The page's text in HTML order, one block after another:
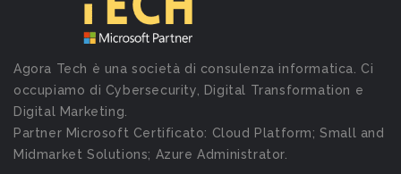
Agora Tech è una società di consulenza informatica. Ci
occupiamo di Cybersecurity, Digital Transformation e
Digital Marketing.
Partner Microsoft Certificato: Cloud Platform; Small and
Midmarket Solutions; Azure Administrator.